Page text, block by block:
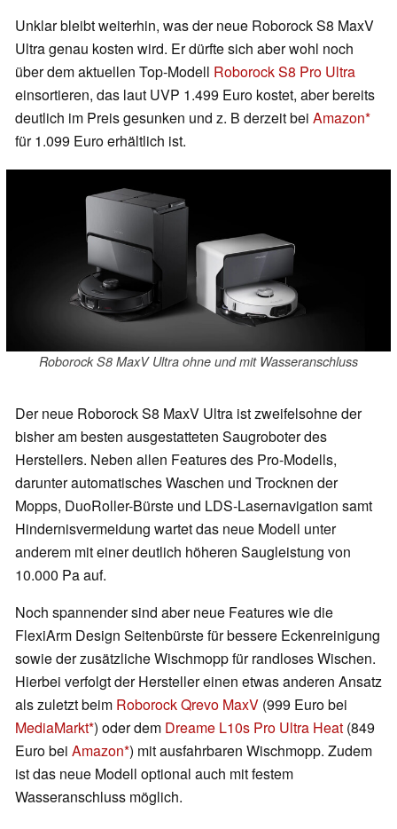
Unklar bleibt weiterhin, was der neue Roborock S8 MaxV
Ultra genau kosten wird. Er dürfte sich aber wohl noch
über dem aktuellen Top-Modell Roborock S8 Pro Ultra
einsortieren, das laut UVP 1.499 Euro kostet, aber bereits
deutlich im Preis gesunken und z. B derzeit bei Amazon
für 1.099 Euro erhältlich ist.
Roborock S8 MaxV Ultra ohne und mit Wasseranschluss
Der neue Roborock S8 MaxV Ultra ist zweifelsohne der
bisher am besten ausgestatteten Saugroboter des
Herstellers. Neben allen Features des Pro-Modells,
darunter automatisches Waschen und Trocknen der
Mopps, DuoRoller-Bürste und LDS-Lasernavigation samt
Hindernisvermeidung wartet das neue Modell unter
anderem mit einer deutlich höheren Saugleistung von
10.000 Pa auf.
Noch spannender sind aber neue Features wie die
FlexiArm Design Seitenbürste für bessere Eckenreinigung
sowie der zusätzliche Wischmopp für randloses Wischen.
Hierbei verfolgt der Hersteller einen etwas anderen Ansatz
als zuletzt beim Roborock Qrevo MaxV (999 Euro bei
MediaMarkt ) oder dem Dreame L10s Pro Ultra Heat (849
Euro bei Amazon ) mit ausfahrbaren Wischmopp. Zudem
ist das neue Modell optional auch mit festem
Wasseranschluss möglich.